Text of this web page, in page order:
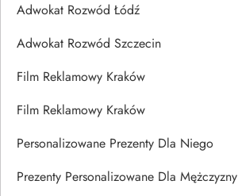
Adwokat Rozwód Łódź
Adwokat Rozwód Szczecin
Film Reklamowy Kraków
Film Reklamowy Kraków
Personalizowane Prezenty Dla Niego
Prezenty Personalizowane Dla Mężczyzny